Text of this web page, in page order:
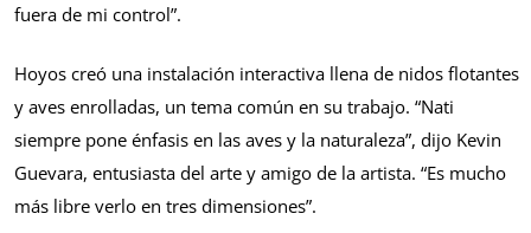
fuera de mi control”.
Hoyos creó una instalación interactiva llena de nidos flotantes
y aves enrolladas, un tema común en su trabajo. “Nati
siempre pone énfasis en las aves y la naturaleza”, dijo Kevin
Guevara, entusiasta del arte y amigo de la artista. “Es mucho
más libre verlo en tres dimensiones”.